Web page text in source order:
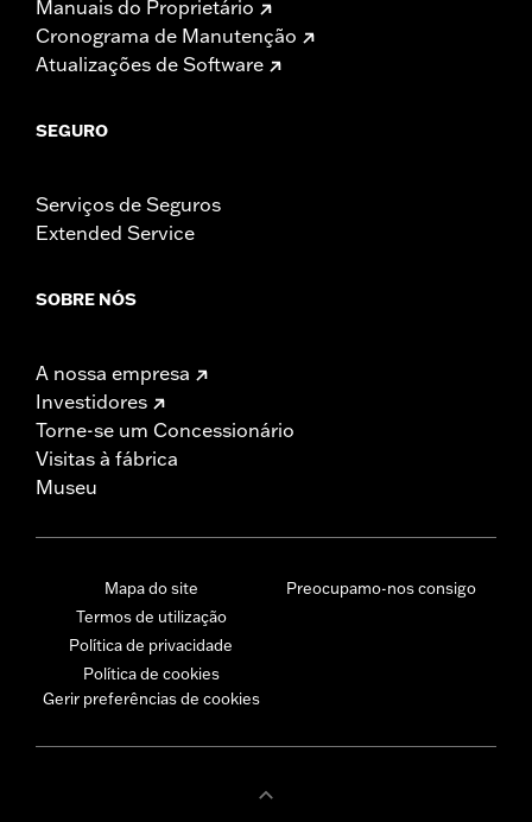
Manuais do Proprietário
Cronograma de Manutenção
Atualizações de Software
SEGURO
Serviços de Seguros
Extended Service
SOBRE NÓS
A nossa empresa
Investidores
Torne-se um Concessionário
Visitas à fábrica
Museu
Mapa do site
Termos de utilização
Política de privacidade
Política de cookies
Gerir preferências de cookies
Preocupamo-nos consigo